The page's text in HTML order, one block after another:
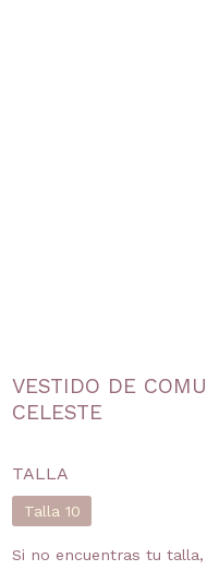
VESTIDO DE
CELESTE
TALLA
Talla 10
Si no encuentras tu talla,